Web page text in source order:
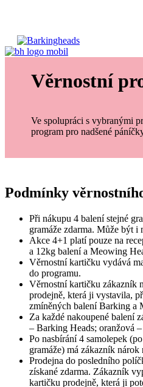
Věrnostní
Ve spolupráci s vybranými
program pro nadšené
Podmínky
Při nákupu 4 balení stejné
gramáže zdarma. Může být i
Akce 4+1 platí pouze na
a 12kg balení a Meowing
Věrnostní kartičku vydává
do programu.
Věrnostní kartičku zákazník
prodejně, která ji vystavila,
zmíněných balení Barking a
Za každé nakoupené balení
– Barking Heads; oranžová
Po nasbírání 4 samolepek
gramáže) má zákazník nárok
Prodejna do posledního
získané zdarma. Zákazník
kartičku prodejně, která ji